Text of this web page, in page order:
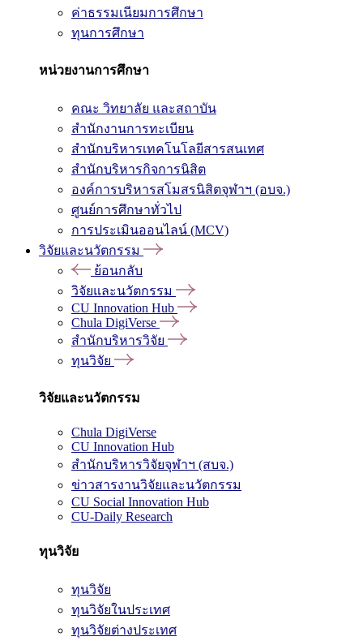
ค่าธรรมเนียมการศึกษา
ทุนการศึกษา
หน่วยงานการศึกษา
คณะ วิทยาลัย และสถาบัน
สำนักงานการทะเบียน
สำนักบริหารเทคโนโลยีสารสนเทศ
สำนักบริหารกิจการนิสิต
องค์การบริหารสโมสรนิสิตจุฬาฯ (อบจ.)
ศูนย์การศึกษาทั่วไป
การประเมินออนไลน์ (MCV)
วิจัยและนวัตกรรม
ย้อนกลับ
วิจัยและนวัตกรรม
CU Innovation Hub
Chula DigiVerse
สำนักบริหารวิจัย
ทุนวิจัย
วิจัยและนวัตกรรม
Chula DigiVerse
CU Innovation Hub
สำนักบริหารวิจัยจุฬาฯ (สบจ.)
ข่าวสารงานวิจัยและนวัตกรรม
CU Social Innovation Hub
CU-Daily Research
ทุนวิจัย
ทุนวิจัย
ทุนวิจัยในประเทศ
ทุนวิจัยต่างประเทศ